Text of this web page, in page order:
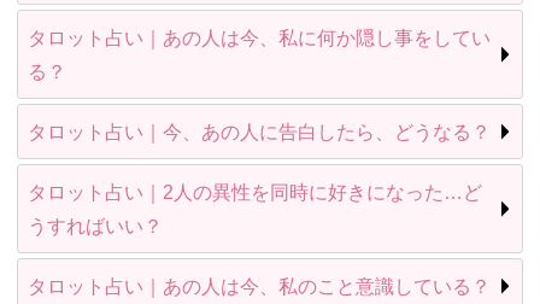
タロット占い｜あの人は今、私に何か隠し事をしてい
る？
タロット占い｜今、あの人に告白したら、どうなる？
タロット占い｜2人の異性を同時に好きになった…ど
うすればいい？
タロット占い｜あの人は今、私のこと意識している？